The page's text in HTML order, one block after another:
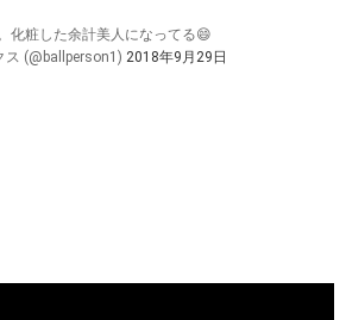
化粧した余計美人になってる😄
(@ballperson1) 2018年9月29日